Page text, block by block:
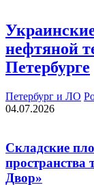
нефтяной
Петербурге
Петербург и ЛО
04.07.2026
Складские
Двор»